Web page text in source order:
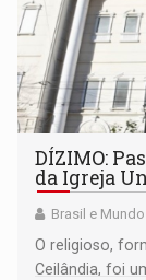
DÍZIMO:
da Igreja
Brasil e Mundo
O religioso,
Ceilândia, foi